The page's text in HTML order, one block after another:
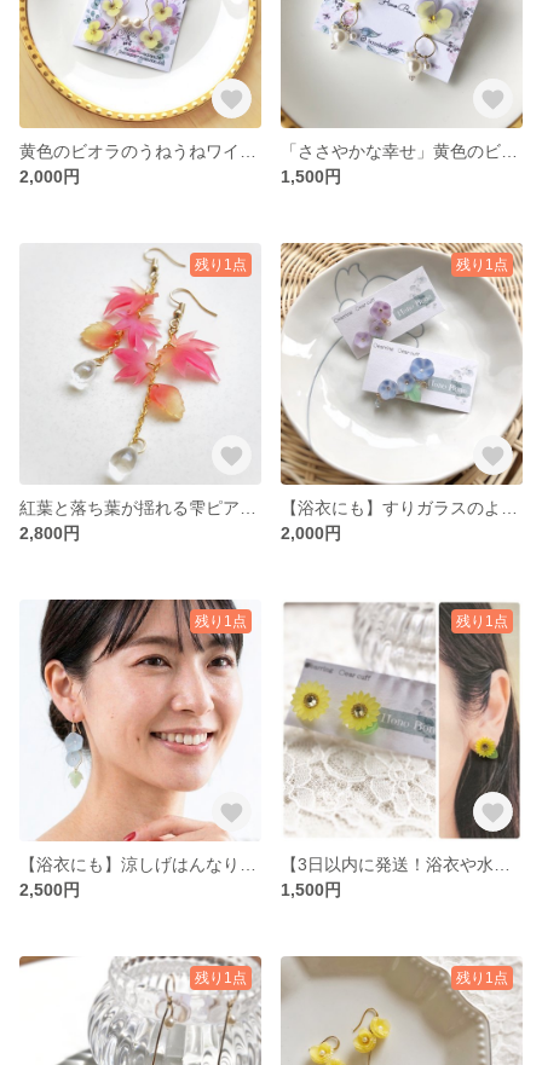
2,000円
1,500円
残り1点
2,800円
残り1点
2,000円
残り1点
2,500円
残り1点
1,500円
残り1点 残り1点